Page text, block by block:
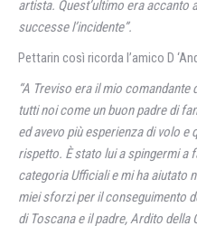
artista. Quest’ultimo era accanto
successe l’incidente”.
Pettarin così ricorda l’amico D
“A Treviso era il mio
tutti noi come un buon padre di
ed avevo più esperienza di volo
rispetto. È stato lui a spingermi
categoria Ufficiali e mi ha aiutato
miei sforzi per il conseguimento
di Toscana e il padre, Ardito